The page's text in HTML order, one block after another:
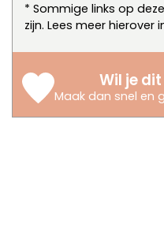
* Sommige links op
zijn. Lees meer hierover
Wil je
Maak dan snel en